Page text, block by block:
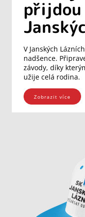
přijdou
V Janských
nadšence.
závody, díky
užije celá rodina.
Zobrazit více